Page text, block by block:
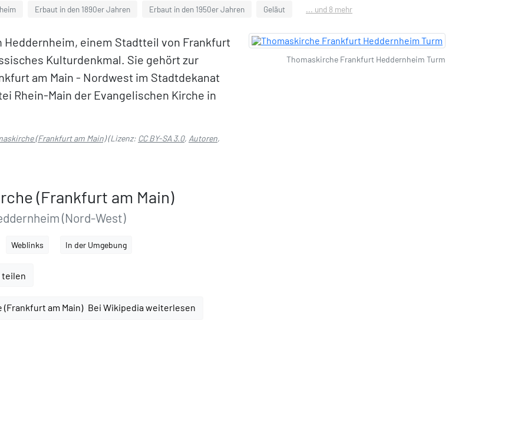
Erbaut in den 1890er Jahren Erbaut in den 1950er Jahren Geläut ... und 8 mehr
Heddernheim, einem Stadtteil von Frankfurt
Kulturdenkmal. Sie gehört zur
am Main - Nordwest im Stadtdekanat
Rhein-Main der Evangelischen Kirche in
(Frankfurt am Main)(Lizenz: CC BY-SA 3.0, Autoren,
(Frankfurt am Main)
(Nord-West)
Weblinks In der Umgebung
teilen
Bei Wikipedia weiterlesen
Thomaskirche Frankfurt Heddernheim Turm